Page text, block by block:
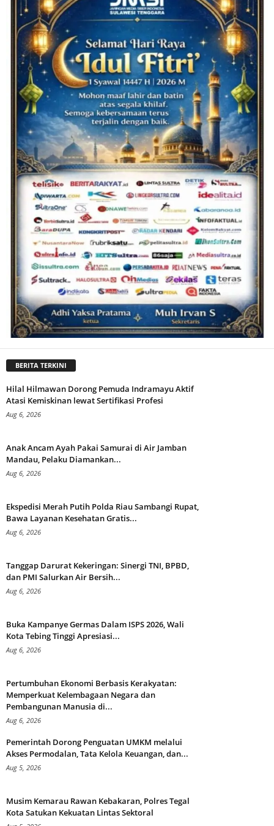
BERITA TERKINI
Hilal Hilmawan Dorong Pemuda Indramayu Aktif
Atasi Kemiskinan lewat Sertifikasi Profesi
Aug 6, 2026
Anak Ancam Ayah Pakai Samurai di Air Jamban
Mandau, Pelaku Diamankan...
Aug 6, 2026
Ekspedisi Merah Putih Polda Riau Sambangi Rupat,
Bawa Layanan Kesehatan Gratis...
Aug 6, 2026
Tanggap Darurat Kekeringan: Sinergi TNI, BPBD,
dan PMI Salurkan Air Bersih...
Aug 6, 2026
Buka Kampanye Germas Dalam ISPS 2026, Wali
Kota Tebing Tinggi Apresiasi...
Aug 6, 2026
Pertumbuhan Ekonomi Berbasis Kerakyatan:
Memperkuat Kelembagaan Negara dan
Pembangunan Manusia di...
Aug 6, 2026
Pemerintah Dorong Penguatan UMKM melalui
Akses Permodalan, Tata Kelola Keuangan, dan...
Aug 5, 2026
Musim Kemarau Rawan Kebakaran, Polres Tegal
Kota Satukan Kekuatan Lintas Sektoral